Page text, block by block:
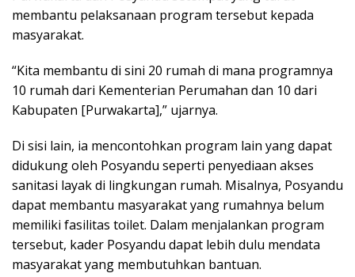
membantu pelaksanaan program tersebut kepada
masyarakat.
“Kita membantu di sini 20 rumah di mana programnya
10 rumah dari Kementerian Perumahan dan 10 dari
Kabupaten [Purwakarta],” ujarnya.
Di sisi lain, ia mencontohkan program lain yang dapat
didukung oleh Posyandu seperti penyediaan akses
sanitasi layak di lingkungan rumah. Misalnya, Posyandu
dapat membantu masyarakat yang rumahnya belum
memiliki fasilitas toilet. Dalam menjalankan program
tersebut, kader Posyandu dapat lebih dulu mendata
masyarakat yang membutuhkan bantuan.